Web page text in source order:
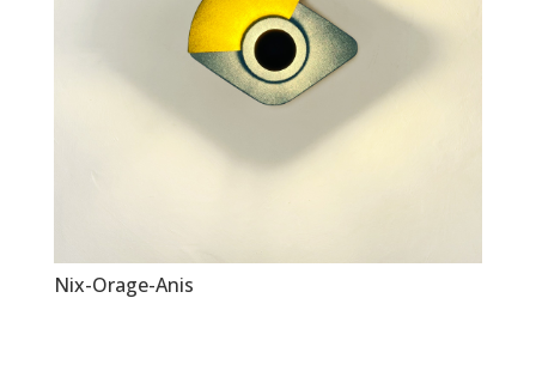
Nix-Orage-Anis